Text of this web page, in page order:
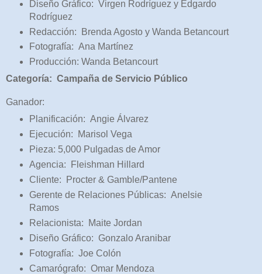
Diseño Gráfico: Virgen Rodríguez y Edgardo
Rodríguez
Redacción: Brenda Agosto y Wanda Betancourt
Fotografía: Ana Martínez
Producción: Wanda Betancourt
Categoría: Campaña de Servicio Público
Ganador:
Planificación: Angie Álvarez
Ejecución: Marisol Vega
Pieza: 5,000 Pulgadas de Amor
Agencia: Fleishman Hillard
Cliente: Procter & Gamble/Pantene
Gerente de Relaciones Públicas: Anelsie
Ramos
Relacionista: Maite Jordan
Diseño Gráfico: Gonzalo Aranibar
Fotografía: Joe Colón
Camarógrafo: Omar Mendoza